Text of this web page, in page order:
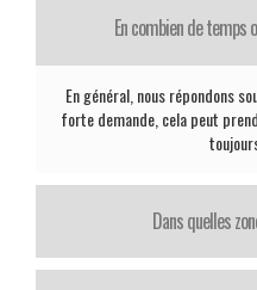
En combien de temps
En général, nous répondons
forte demande, cela peut
Dans quelles